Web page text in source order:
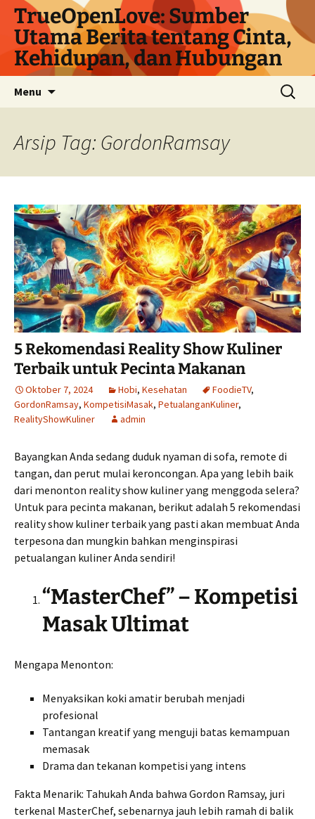
Langsung
TrueOpenLove: Sumber
Utama Berita tentang Cinta,
Kehidupan, dan Hubungan
Menu
Cari
untuk:
Arsip Tag: GordonRamsay
5 Rekomendasi Reality Show Kuliner
Terbaik untuk Pecinta Makanan
Oktober 7, 2024 Hobi, Kesehatan FoodieTV,
GordonRamsay, KompetisiMasak, PetualanganKuliner,
RealityShowKuliner
admin
Bayangkan Anda sedang duduk nyaman di sofa, remote di
tangan, dan perut mulai keroncongan. Apa yang lebih baik
dari menonton reality show kuliner yang menggoda selera?
Untuk para pecinta makanan, berikut adalah 5 rekomendasi
reality show kuliner terbaik yang pasti akan membuat Anda
terpesona dan mungkin bahkan menginspirasi
petualangan kuliner Anda sendiri!
“MasterChef” – Kompetisi
Masak Ultimat
Mengapa Menonton:
Menyaksikan koki amatir berubah menjadi
profesional
Tantangan kreatif yang menguji batas kemampuan
memasak
Drama dan tekanan kompetisi yang intens
Fakta Menarik: Tahukah Anda bahwa Gordon Ramsay, juri
terkenal MasterChef, sebenarnya jauh lebih ramah di balik